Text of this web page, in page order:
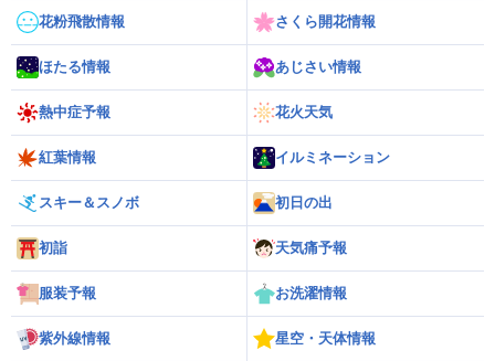
花粉飛散情報 さくら開花情報
ほたる情報 あじさい情報
熱中症予報 花火天気
紅葉情報 イルミネーション
スキー＆スノボ 初日の出
初詣 天気痛予報
服装予報 お洗濯情報
紫外線情報 星空・天体情報